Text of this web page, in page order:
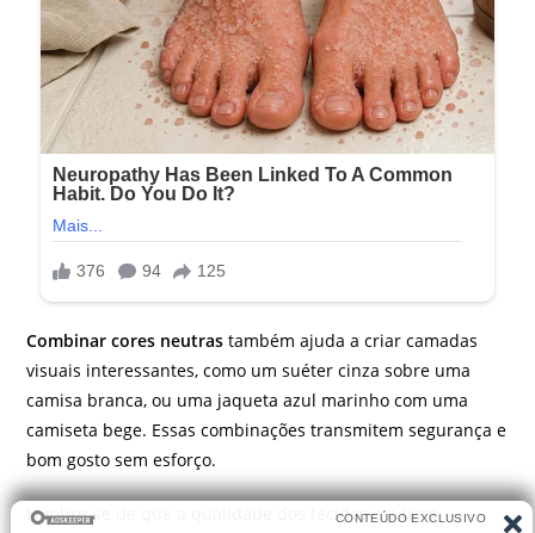
Combinar cores neutras também ajuda a criar camadas
visuais interessantes, como um suéter cinza sobre uma
camisa branca, ou uma jaqueta azul marinho com uma
camiseta bege. Essas combinações transmitem segurança e
bom gosto sem esforço.
Lembre-se de que a qualidade dos tecidos e o bom